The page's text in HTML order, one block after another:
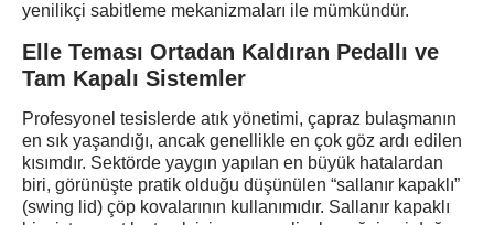
yenilikçi sabitleme mekanizmaları ile mümkündür.
Elle Teması Ortadan Kaldıran Pedallı ve
Tam Kapalı Sistemler
Profesyonel tesislerde atık yönetimi, çapraz bulaşmanın
en sık yaşandığı, ancak genellikle en çok göz ardı edilen
kısımdır. Sektörde yaygın yapılan en büyük hatalardan
biri, görünüşte pratik olduğu düşünülen “sallanır kapaklı”
(swing lid) çöp kovalarının kullanımıdır. Sallanır kapaklı